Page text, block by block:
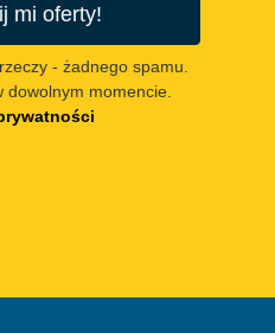
mi oferty!
- żadnego spamu.
dowolnym momencie.